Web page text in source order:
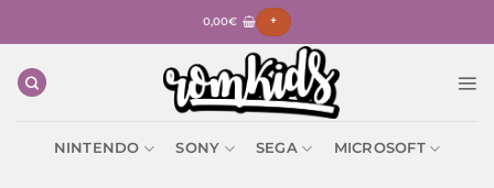
0,00€ +
NINTENDO SONY SEGA MICROSOFT